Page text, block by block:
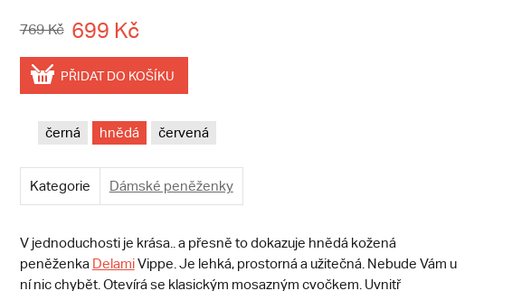
769 Kč 699 Kč
PŘIDAT DO KOŠÍKU
černá hnědá červená
Kategorie Dámské peněženky
V jednoduchosti je krása.. a přesně to dokazuje hnědá kožená
peněženka DelamiVippe. Je lehká, prostorná a užitečná. Nebude Vám u
ní nic chybět. Otevírá se klasickým mosazným cvočkem. Uvnitř